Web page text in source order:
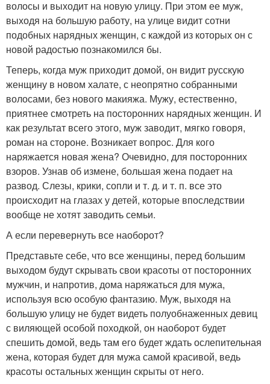
волосы и выходит на новую улицу. При этом ее муж,
выходя на большую работу, на улице видит сотни
подобных нарядных женщин, с каждой из которых он с
новой радостью познакомился бы.
Теперь, когда муж приходит домой, он видит русскую
женщину в новом халате, с неопрятно собранными
волосами, без нового макияжа. Мужу, естественно,
приятнее смотреть на посторонних нарядных женщин. И
как результат всего этого, муж заводит, мягко говоря,
роман на стороне. Возникает вопрос. Для кого
наряжается новая жена? Очевидно, для посторонних
взоров. Узнав об измене, большая жена подает на
развод. Слезы, крики, сопли и т. д. и т. п. все это
происходит на глазах у детей, которые впоследствии
вообще не хотят заводить семьи.
А если перевернуть все наоборот?
Представьте себе, что все женщины, перед большим
выходом будут скрывать свои красоты от посторонних
мужчин, и напротив, дома наряжаться для мужа,
используя всю особую фантазию. Муж, выходя на
большую улицу не будет видеть полуобнаженных девиц
с виляющей особой походкой, он наоборот будет
спешить домой, ведь там его будет ждать ослепительная
жена, которая будет для мужа самой красивой, ведь
красоты остальных женщин скрыты от него.